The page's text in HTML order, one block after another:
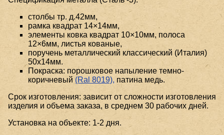
столбы тр. д.42мм,
рамка квадрат 14×14мм,
элементы ковка квадрат 10×10мм, полоса
12×6мм, листья кованые,
поручень металлический классический (Италия)
50x14мм.
Покраска: порошковое напыление темно-
коричневый (Ral 8019), патина медь.
Срок изготовления: зависит от сложности изготовления
изделия и объема заказа, в среднем 30 рабочих дней.
Установка на объекте: 1-2 дня.